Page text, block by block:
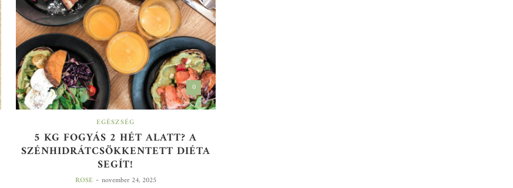
0
EGÉSZSÉG
5 KG FOGYÁS 2 HÉT ALATT? A
SZÉNHIDRÁTCSÖKKENTETT DIÉTA
SEGÍT!
ROSE - november 24, 2025